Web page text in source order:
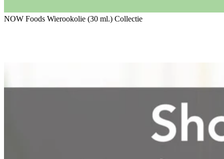
NOW Foods Wierookolie (30 ml.) Collectie